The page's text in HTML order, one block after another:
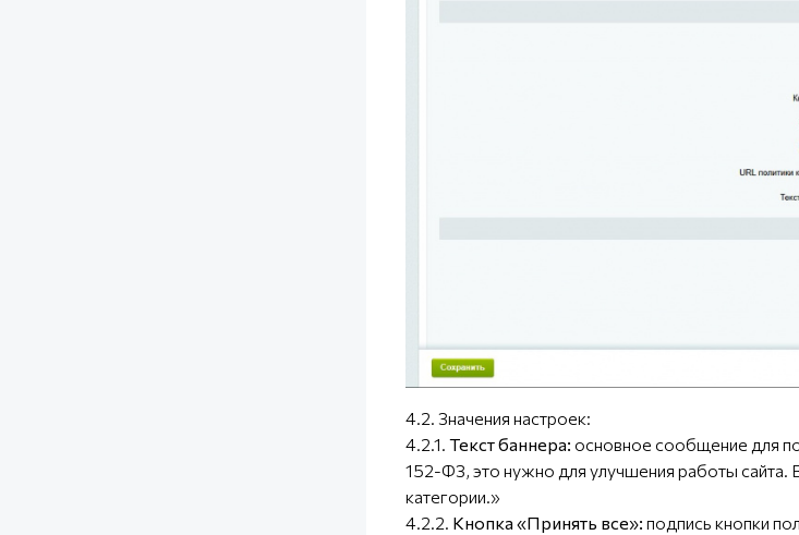
4.2. Значения настроек:
4.2.1. Текст баннера: основное сообщение для
152-ФЗ, это нужно для улучшения работы сайта.
категории.»
4.2.2. Кнопка «Принять все»: подпись кнопки